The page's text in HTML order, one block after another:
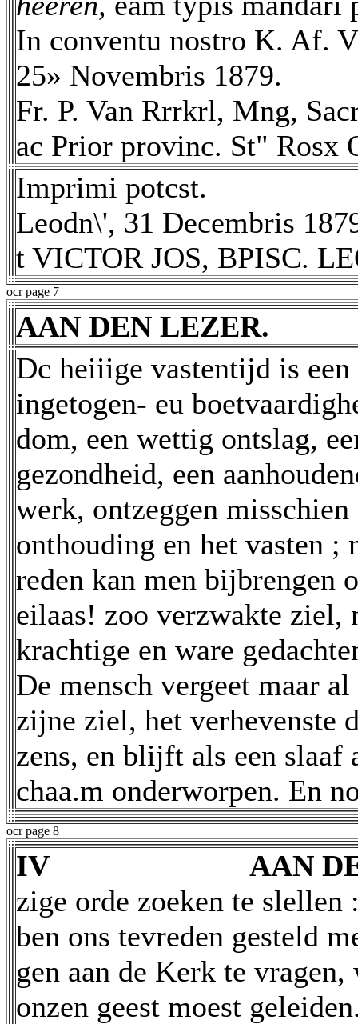
In conventu nostro K. Af.
25» Novembris 1879.
Fr. P. Van Rrrkrl, Mng,
ac Prior provinc. St" Rosx
Imprimi potcst.
Leodn\', 31 Decembris
t VICTOR JOS, BPISC.
ocr page 7
AAN DEN LEZER.
Dc heiiige vastentijd is
ingetogen- eu
dom, een wettig ontslag,
gezondheid, een
werk, ontzeggen misschien
onthouding en het vasten ;
reden kan men bijbrengen
eilaas! zoo verzwakte ziel,
krachtige en ware
De mensch vergeet maar
zijne ziel, het verhevenste
zens, en blijft als een slaaf
chaa.m onderworpen. En
ocr page 8
IV
AAN
zige orde zoeken te
ben ons tevreden gesteld
gen aan de Kerk te
onzen geest moest